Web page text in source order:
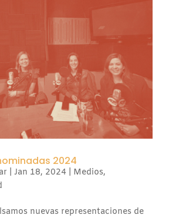
2024
Jan 18, 2024| Medios,
nuevas representaciones de